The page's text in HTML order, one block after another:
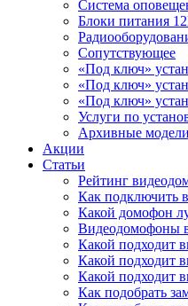
Cистема
Блоки питания
Сопутствующее
«Под ключ»
«Под ключ»
«Под ключ»
Услуги по
Архивные модели
Акции
Статьи
Рейтинг
Как подключить
Какой домофон
Видеодомофоны
Какой подходит
Какой подходит
Какой подходит
Как подобрать